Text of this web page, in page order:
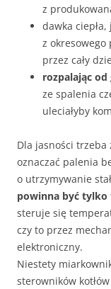
z
dawka
z
przez cały
rozpalając
ze spalenia
uleciałyby
Dla jasności trzeba
oznaczać palenia
o utrzymywanie
powinna być
steruje się
czy to przez
elektroniczny.
Niestety
sterowników